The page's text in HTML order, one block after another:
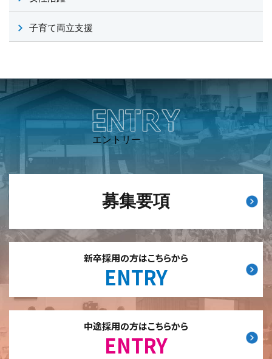
子育て両立支援
エントリー
募集要項
新卒採用の方はこちらから
ENTRY
中途採用の方はこちらから
ENTRY